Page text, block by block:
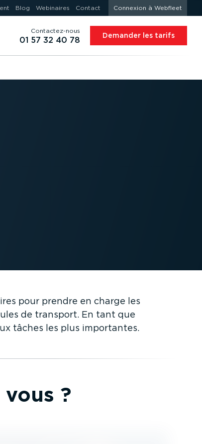
Blog Webinaires Contact Connexion à Webfleet
Contac­tez-nous
01 57 32 40 78 Demander les tarifs
pour prendre en charge les
de transport. En tant que
tâches les plus importantes.
?